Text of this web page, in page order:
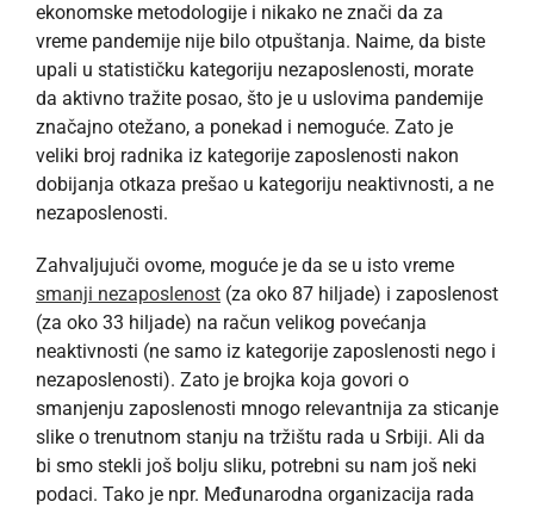
ekonomske metodologije i nikako ne znači da za
vreme pandemije nije bilo otpuštanja. Naime, da biste
upali u statističku kategoriju nezaposlenosti, morate
da aktivno tražite posao, što je u uslovima pandemije
značajno otežano, a ponekad i nemoguće. Zato je
veliki broj radnika iz kategorije zaposlenosti nakon
dobijanja otkaza prešao u kategoriju neaktivnosti, a ne
nezaposlenosti.
Zahvaljujuči ovome, moguće je da se u isto vreme
smanji nezaposlenost (za oko 87 hiljade) i zaposlenost
(za oko 33 hiljade) na račun velikog povećanja
neaktivnosti (ne samo iz kategorije zaposlenosti nego i
nezaposlenosti). Zato je brojka koja govori o
smanjenju zaposlenosti mnogo relevantnija za sticanje
slike o trenutnom stanju na tržištu rada u Srbiji. Ali da
bi smo stekli još bolju sliku, potrebni su nam još neki
podaci. Tako je npr. Međunarodna organizacija rada